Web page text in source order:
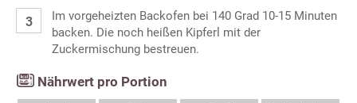
Im vorgeheizten Backofen bei 140 Grad 10-15 Minuten
backen. Die noch heißen Kipferl mit der
Zuckermischung bestreuen.
Nährwert pro Portion